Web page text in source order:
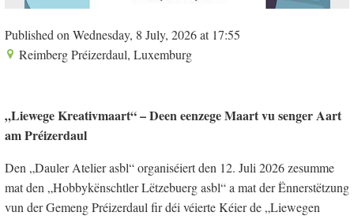
Published on Wednesday, 8 July, 2026 at 17:55
Reimberg Préizerdaul, Luxemburg
„Liewege Kreativmaart“ – Deen eenzege Maart vu senger Aart
am Préizerdaul
Den „Dauler Atelier asbl“ organiséiert den 12. Juli 2026 zesumme
mat den „Hobbykënschtler Lëtzebuerg asbl“ a mat der Ënnerstëtzung
vun der Gemeng Préizerdaul fir déi véierte Kéier de „Liewegen